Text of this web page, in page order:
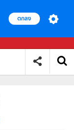
ตกลง